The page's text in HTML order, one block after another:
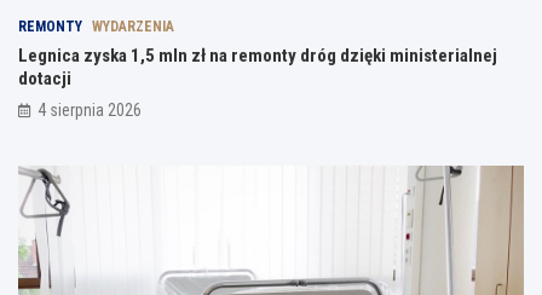
REMONTY WYDARZENIA
Legnica zyska 1,5 mln zł na remonty dróg dzięki ministerialnej
dotacji
4 sierpnia 2026